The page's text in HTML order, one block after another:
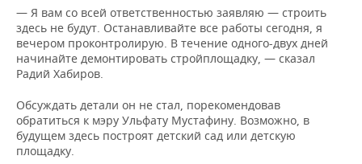
— Я вам со всей ответственностью заявляю — строить
здесь не будут. Останавливайте все работы сегодня, я
вечером проконтролирую. В течение одного-двух дней
начинайте демонтировать стройплощадку, — сказал
Радий Хабиров.
Обсуждать детали он не стал, порекомендовав
обратиться к мэру Ульфату Мустафину. Возможно, в
будущем здесь построят детский сад или детскую
площадку.